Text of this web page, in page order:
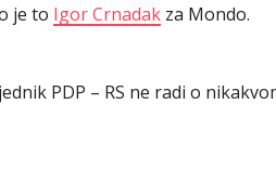
je to Igor Crnadak za Mondo.
PDP – RS ne radi o